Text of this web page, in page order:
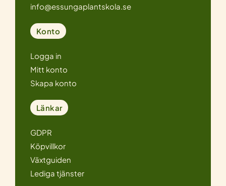
info@essungaplantskola.se
Konto
Logga in
Mitt konto
Skapa konto
Länkar
GDPR
Köpvillkor
Växtguiden
Lediga tjänster